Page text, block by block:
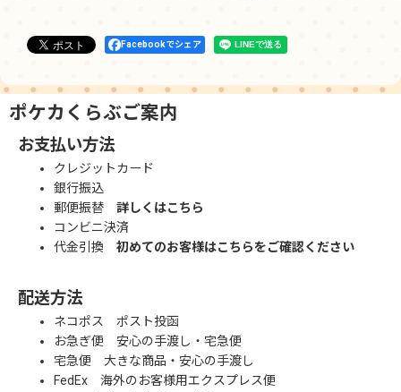
Facebookでシェア
ポケカくらぶご案内
お支払い方法
クレジットカード
銀行振込
郵便振替 詳しくはこちら
コンビニ決済
代金引換 初めてのお客様はこちらをご確認ください
配送方法
ネコポス ポスト投函
お急ぎ便 安心の手渡し・宅急便
宅急便 大きな商品・安心の手渡し
FedEx 海外のお客様用エクスプレス便